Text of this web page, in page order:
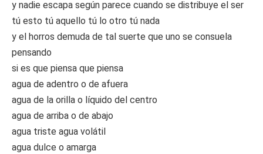
y nadie escapa según parece cuando se distribuye el ser
tú esto tú aquello tú lo otro tú nada
y el horros demuda de tal suerte que uno se consuela
pensando
si es que piensa que piensa
agua de adentro o de afuera
agua de la orilla o líquido del centro
agua de arriba o de abajo
agua triste agua volátil
agua dulce o amarga